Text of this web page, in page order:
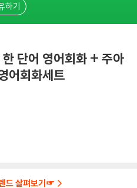
하기
단어 영어회화 + 주아
어회화세트
드 살펴보기☞